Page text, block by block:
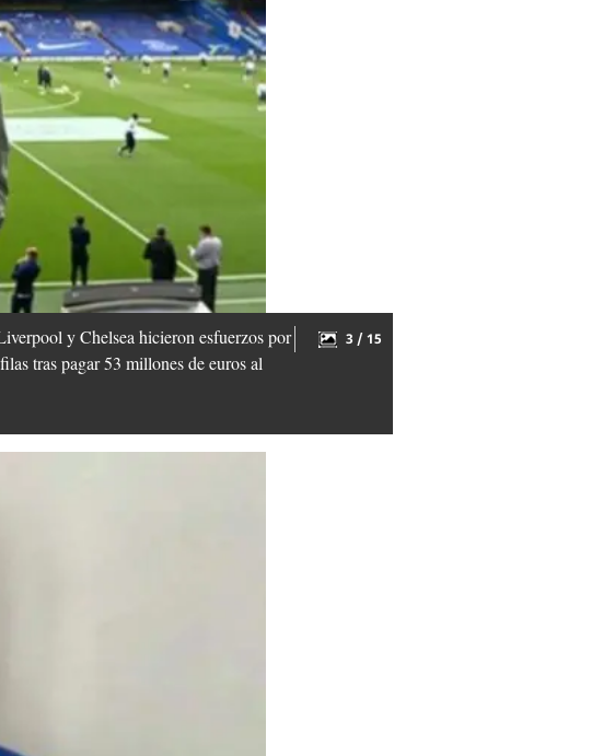
y Chelsea hicieron esfuerzos por
tras pagar 53 millones de euros al
3 / 15